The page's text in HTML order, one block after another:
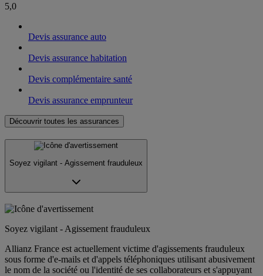
5,0
Devis assurance auto
Devis assurance habitation
Devis complémentaire santé
Devis assurance emprunteur
Découvrir toutes les assurances
Soyez vigilant - Agissement frauduleux
Soyez vigilant - Agissement frauduleux
Allianz France est actuellement victime d'agissements frauduleux
sous forme d'e-mails et d'appels téléphoniques utilisant abusivement
le nom de la société ou l'identité de ses collaborateurs et s'appuyant